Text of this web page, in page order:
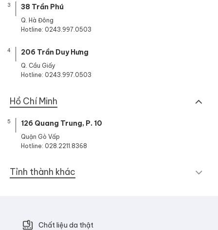
3 38 Trần Phú
Q. Hà Đông
Hotline: 0243.997.0503
4 206 Trần Duy Hưng
Q. Cầu Giấy
Hotline: 0243.997.0503
Hồ Chí Minh
5 126 Quang Trung, P. 10
Quận Gò Vấp
Hotline: 028.2211.8368
Tỉnh thành khác
Chất liệu da thật